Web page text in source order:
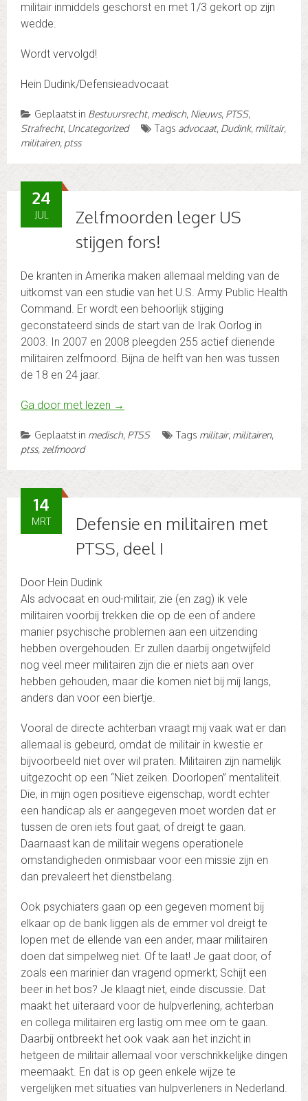
militair inmiddels geschorst en met 1/3 gekort op zijn
wedde.
Wordt vervolgd!
Hein Dudink/Defensieadvocaat
Geplaatst in Bestuursrecht, medisch, Nieuws, PTSS,
Strafrecht, Uncategorized Tags advocaat, Dudink, militair,
militairen, ptss
Zelfmoorden leger US
stijgen fors!
24
JUL
De kranten in Amerika maken allemaal melding van de
uitkomst van een studie van het U.S. Army Public Health
Command. Er wordt een behoorlijk stijging
geconstateerd sinds de start van de Irak Oorlog in
2003. In 2007 en 2008 pleegden 255 actief dienende
militairen zelfmoord. Bijna de helft van hen was tussen
de 18 en 24 jaar.
Ga door met lezen →
Geplaatst in medisch, PTSS Tags militair, militairen,
ptss, zelfmoord
Defensie en militairen met
PTSS, deel I
14
MRT
Door Hein Dudink
Als advocaat en oud-militair, zie (en zag) ik vele
militairen voorbij trekken die op de een of andere
manier psychische problemen aan een uitzending
hebben overgehouden. Er zullen daarbij ongetwijfeld
nog veel meer militairen zijn die er niets aan over
hebben gehouden, maar die komen niet bij mij langs,
anders dan voor een biertje.
Vooral de directe achterban vraagt mij vaak wat er dan
allemaal is gebeurd, omdat de militair in kwestie er
bijvoorbeeld niet over wil praten. Militairen zijn namelijk
uitgezocht op een “Niet zeiken. Doorlopen” mentaliteit.
Die, in mijn ogen positieve eigenschap, wordt echter
een handicap als er aangegeven moet worden dat er
tussen de oren iets fout gaat, of dreigt te gaan.
Daarnaast kan de militair wegens operationele
omstandigheden onmisbaar voor een missie zijn en
dan prevaleert het dienstbelang.
Ook psychiaters gaan op een gegeven moment bij
elkaar op de bank liggen als de emmer vol dreigt te
lopen met de ellende van een ander, maar militairen
doen dat simpelweg niet. Of te laat! Je gaat door, of
zoals een marinier dan vragend opmerkt; Schijt een
beer in het bos? Je klaagt niet, einde discussie. Dat
maakt het uiteraard voor de hulpverlening, achterban
en collega militairen erg lastig om mee om te gaan.
Daarbij ontbreekt het ook vaak aan het inzicht in
hetgeen de militair allemaal voor verschrikkelijke dingen
meemaakt. En dat is op geen enkele wijze te
vergelijken met situaties van hulpverleners in Nederland.